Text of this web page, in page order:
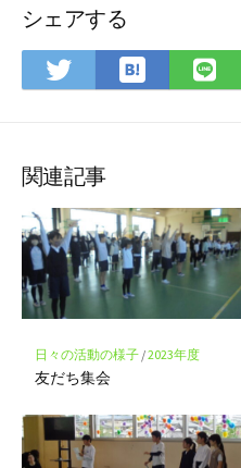
シェアする
Twitter
で
ア
は
て
ク
マ
ー
ク
に
保
存
で
関連記事
日々の活動の様子/2023年度
友だち集会